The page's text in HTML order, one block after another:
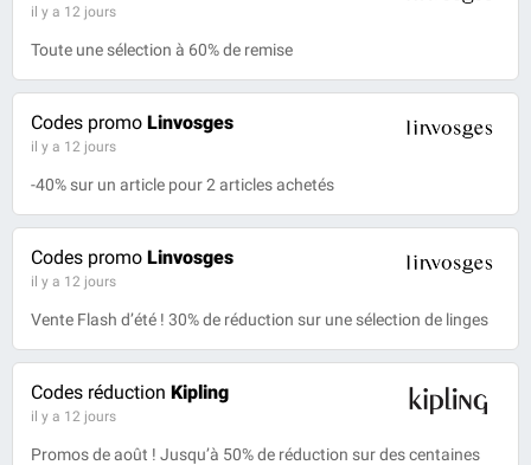
il y a 12 jours
Toute une sélection à 60% de remise
Codes promo Linvosges
il y a 12 jours
-40% sur un article pour 2 articles achetés
Codes promo Linvosges
il y a 12 jours
Vente Flash d’été ! 30% de réduction sur une sélection de linges
Codes réduction Kipling
il y a 12 jours
Promos de août ! Jusqu’à 50% de réduction sur des centaines